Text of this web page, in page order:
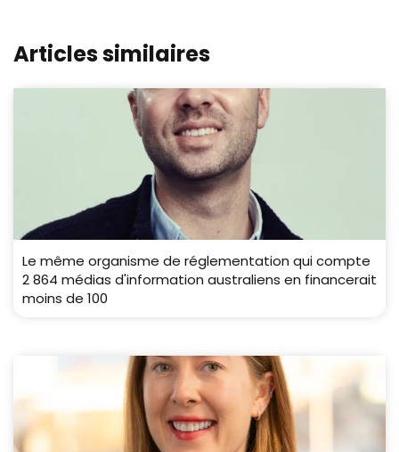
Articles similaires
Le même organisme de réglementation qui compte
2 864 médias d'information australiens en financerait
moins de 100